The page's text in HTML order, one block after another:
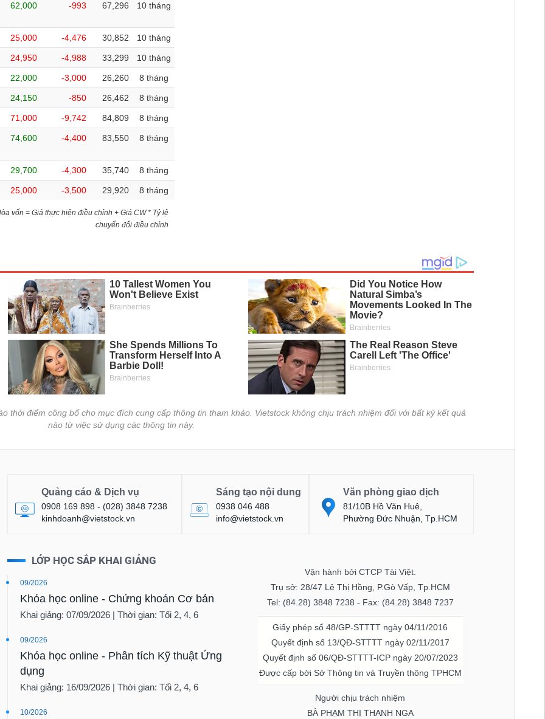
62,000 -993 67,296 10 tháng
25,000 -4,476 30,852 10 tháng
24,950 -4,988 33,299 10 tháng
22,000 -3,000 26,260 8 tháng
24,150 -850 26,462 8 tháng
71,000 -9,742 84,809 8 tháng
74,600 -4,400 83,550 8 tháng
29,700 -4,300 35,740 8 tháng
25,000 -3,500 29,920 8 tháng
vốn = Giá thực hiện điều chỉnh + Giá CW * Tỷ lệ
chuyển đổi điều chỉnh
thời điểm công bố cho mục đích cung cấp thông tin tham khảo. Vietstock không chịu trách nhiệm đối với bất kỳ kết quả
nào từ việc sử dụng các thông tin này.
Quảng cáo & Dịch vụ
0908 169 898 - (028) 3848 7238
kinhdoanh@vietstock.vn
Sáng tạo nội dung
0938 046 488
info@vietstock.vn
Văn phòng giao dịch
81/10B Hồ Văn Huê,
Phường Đức Nhuận, Tp.HCM
LỚP HỌC SẮP KHAI GIẢNG
09/2026
Khóa học online - Chứng khoán Cơ bản
Khai giảng: 07/09/2026 | Thời gian: Tối 2, 4, 6
09/2026
Khóa học online - Phân tích Kỹ thuật Ứng
dụng
Khai giảng: 16/09/2026 | Thời gian: Tối 2, 4, 6
10/2026
Vận hành bởi CTCP Tài Việt.
Trụ sở: 28/47 Lê Thị Hồng, P.Gò Vấp, Tp.HCM
Tel: (84.28) 3848 7238 - Fax: (84.28) 3848 7237
Giấy phép số 48/GP-STTTT ngày 04/11/2016
Quyết định số 13/QĐ-STTTT ngày 02/11/2017
Quyết định số 06/QĐ-STTTT-ICP ngày 20/07/2023
Được cấp bởi Sở Thông tin và Truyền thông TPHCM
Người chịu trách nhiệm
BÀ PHẠM THỊ THANH NGA